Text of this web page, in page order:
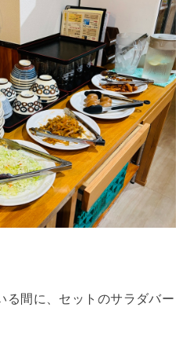
る間に、セットのサラダバー